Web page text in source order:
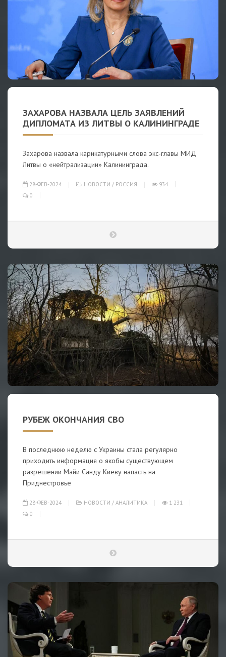
ЗАХАРОВА НАЗВАЛА ЦЕЛЬ ЗАЯВЛЕНИЙ
ДИПЛОМАТА ИЗ ЛИТВЫ О КАЛИНИНГРАДЕ
Захарова назвала карикатурными слова экс-главы МИД
Литвы о «нейтрализации» Калининграда.
28-ФЕВ-2024 НОВОСТИ / РОССИЯ
934
0
РУБЕЖ ОКОНЧАНИЯ СВО
В последнюю неделю с Украины стала регулярно
приходить информация о якобы существующем
разрешении Майи Санду Киеву напасть на
Приднестровье
28-ФЕВ-2024 НОВОСТИ / АНАЛИТИКА
1 231
0